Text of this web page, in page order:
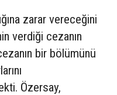
zarar vereceğini
verdiği cezanın
bir bölümünü
Özersay,